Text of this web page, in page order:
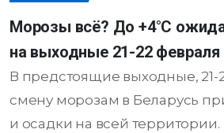
Морозы всё? До +4°С
на выходные 21-22 февраля
В предстоящие выходные, 21-
смену морозам в Беларусь
и осадки на всей территории.